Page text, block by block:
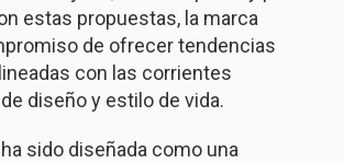
estas propuestas, la marca
de ofrecer tendencias
con las corrientes
diseño y estilo de vida.
sido diseñada como una